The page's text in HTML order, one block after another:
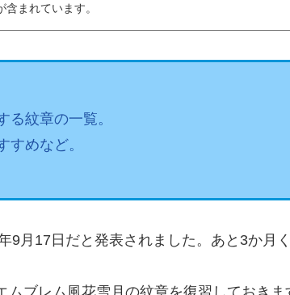
まれています。
る紋章の一覧。
めなど。
月17日だと発表されました。あと3か月く